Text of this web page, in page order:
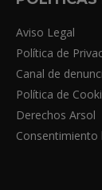
Aviso Legal
Política de
Canal de
Política de
Derechos Arsol
Consentimiento